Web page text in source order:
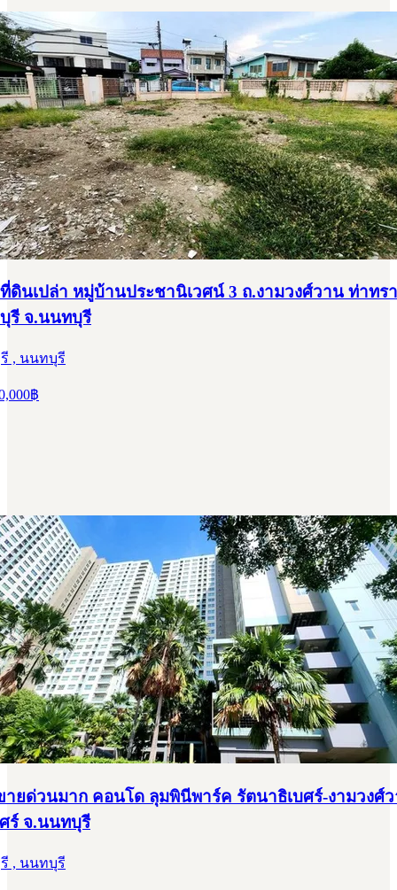
ดินเปล่า หมู่บ้านประชานิเวศน์ 3 ถ.งามวงศ์วาน ท่าทร
รี จ.นนทบุรี
, นนทบุรี
฿
ยด่วนมาก คอนโด ลุมพินีพาร์ค รัตนาธิเบศร์-งามวงศ์
ร์ จ.นนทบุรี
, นนทบุรี